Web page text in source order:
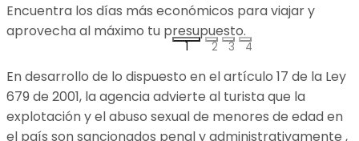
Encuentra los días más económicos para viajar y
aprovecha al máximo tu presupuesto.
1 2 3 4
En desarrollo de lo dispuesto en el artículo 17 de la Ley
679 de 2001, la agencia advierte al turista que la
explotación y el abuso sexual de menores de edad en
el país son sancionados penal y administrativamente ,